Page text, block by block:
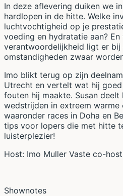
In deze aflevering duiken we
hardlopen in de hitte. Welke
luchtvochtigheid op je
voeding en hydratatie aan? En
verantwoordelijkheid ligt er bij
omstandigheden zwaar
Imo blikt terug op zijn
Utrecht en vertelt wat hij
fouten hij maakte. Susan deelt
wedstrijden in extreem warme
waaronder races in Doha en
tips voor lopers die met hitte
luisterplezier!
Host: Imo Muller Vaste co-
Shownotes